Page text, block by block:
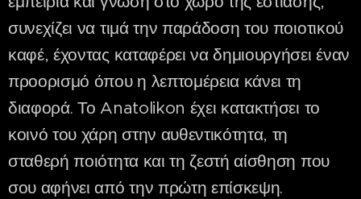
συνεχίζει να τιμά την παράδοση του ποιοτικού
καφέ, έχοντας καταφέρει να δημιουργήσει έναν
προορισμό όπου η λεπτομέρεια κάνει τη
διαφορά. Το Anatolikon έχει κατακτήσει το
κοινό του χάρη στην αυθεντικότητα, τη
σταθερή ποιότητα και τη ζεστή αίσθηση που
σου αφήνει από την πρώτη επίσκεψη.